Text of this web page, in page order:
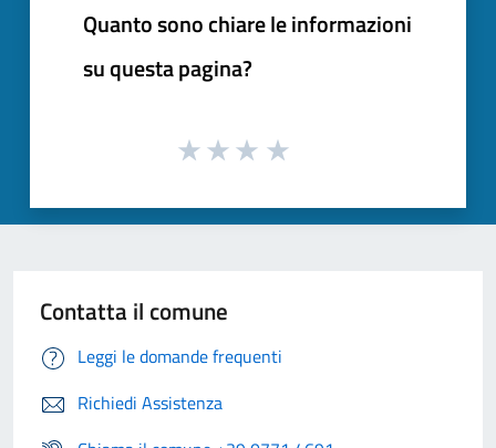
Quanto sono chiare le informazioni
su questa pagina?
Contatta il comune
Leggi le domande frequenti
Richiedi Assistenza